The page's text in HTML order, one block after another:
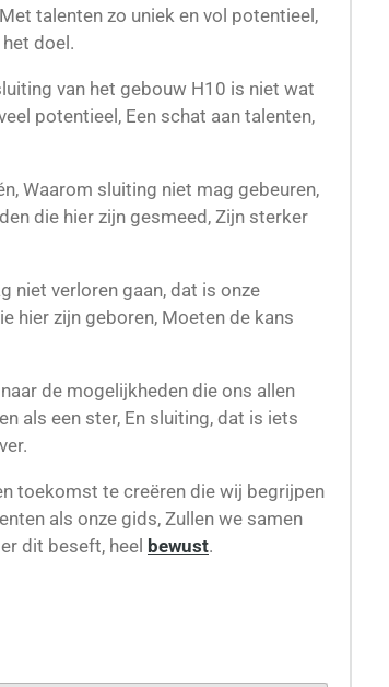
talenten zo uniek en vol potentieel,
doel.
van het gebouw H10 is niet wat
potentieel, Een schat aan talenten,
Waarom sluiting niet mag gebeuren,
die hier zijn gesmeed, Zijn sterker
niet verloren gaan, dat is onze
hier zijn geboren, Moeten de kans
de mogelijkheden die ons allen
als een ster, En sluiting, dat is iets
toekomst te creëren die wij begrijpen
als onze gids, Zullen we samen
dit beseft, heel bewust.